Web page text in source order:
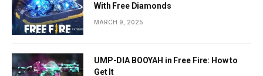
With Free Diamonds
MARCH 9, 2025
UMP-DIA BOOYAH in Free Fire: How to
Get It